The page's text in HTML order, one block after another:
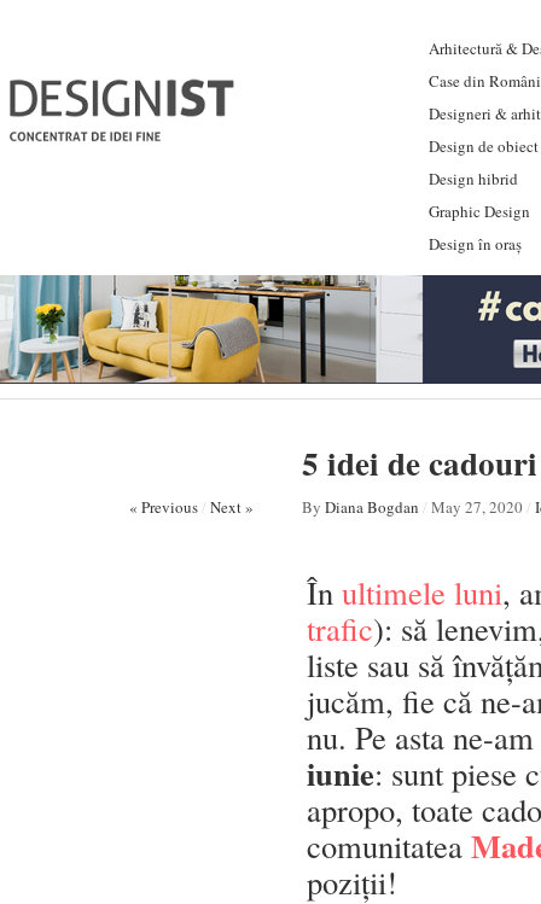
Arhitectură &
Case din
Designeri &
Design de obiect
Design hibrid
Graphic Design
Design în oraș
5 idei de
« Previous/ Next » By Diana Bogdan / May 27, 2020/
În ultimele luni,
trafic): să
liste sau să
jucăm, fie că ne-
nu. Pe asta ne-
iunie: sunt piese
apropo, toate
comunitatea
poziții!